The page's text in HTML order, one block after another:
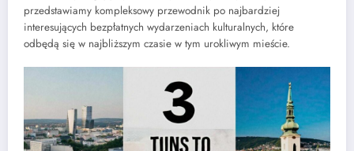
przedstawiamy kompleksowy przewodnik po najbardziej
interesujących bezpłatnych wydarzeniach kulturalnych, które
odbędą się w najbliższym czasie w tym urokliwym mieście.